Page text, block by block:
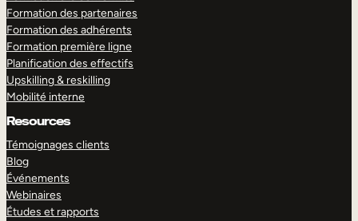
Formation des partenaires
Formation des adhérents
Formation première ligne
Planification des effectifs
Upskilling & reskilling
Mobilité interne
Resources
Témoignages clients
Blog
Événements
Webinaires
Études et rapports